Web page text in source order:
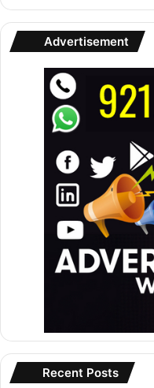
Advertisement
Recent Posts